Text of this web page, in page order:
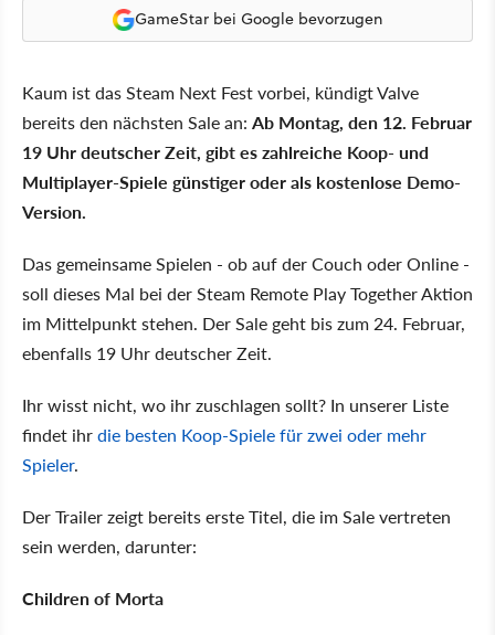
GameStar bei Google bevorzugen
Kaum ist das Steam Next Fest vorbei, kündigt Valve
bereits den nächsten Sale an: Ab Montag, den 12. Februar
19 Uhr deutscher Zeit, gibt es zahlreiche Koop- und
Multiplayer-Spiele günstiger oder als kostenlose Demo-
Version.
Das gemeinsame Spielen - ob auf der Couch oder Online -
soll dieses Mal bei der Steam Remote Play Together Aktion
im Mittelpunkt stehen. Der Sale geht bis zum 24. Februar,
ebenfalls 19 Uhr deutscher Zeit.
Ihr wisst nicht, wo ihr zuschlagen sollt? In unserer Liste
findet ihrdie besten Koop-Spiele für zwei oder mehr
Spieler.
Der Trailer zeigt bereits erste Titel, die im Sale vertreten
sein werden, darunter:
Children of Morta